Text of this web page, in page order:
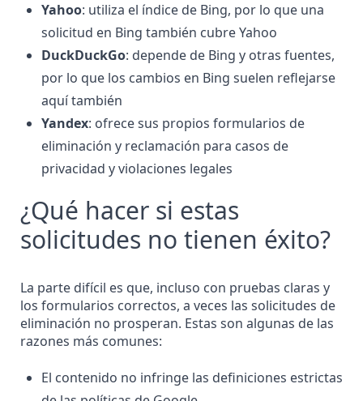
Yahoo: utiliza el índice de Bing, por lo que una
solicitud en Bing también cubre Yahoo
DuckDuckGo: depende de Bing y otras fuentes,
por lo que los cambios en Bing suelen reflejarse
aquí también
Yandex: ofrece sus propios formularios de
eliminación y reclamación para casos de
privacidad y violaciones legales
¿Qué hacer si estas
solicitudes no tienen éxito?
La parte difícil es que, incluso con pruebas claras y
los formularios correctos, a veces las solicitudes de
eliminación no prosperan. Estas son algunas de las
razones más comunes:
El contenido no infringe las definiciones estrictas